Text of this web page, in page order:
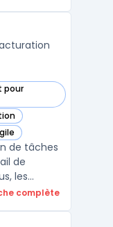
pour
de tâches
de
les
tailles.
complète